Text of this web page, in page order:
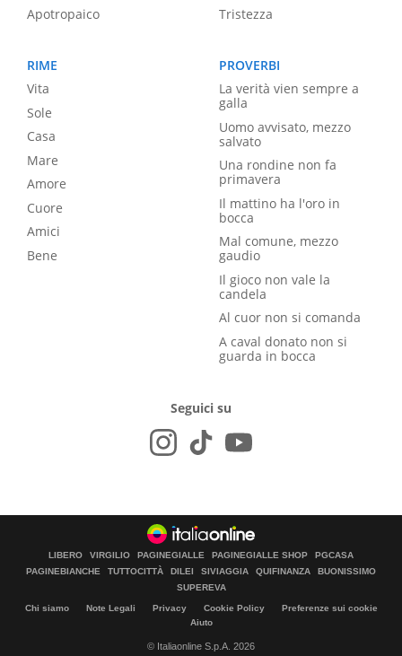
Apotropaico
Tristezza
RIME
Vita
Sole
Casa
Mare
Amore
Cuore
Amici
Bene
PROVERBI
La verità vien sempre a
galla
Uomo avvisato, mezzo
salvato
Una rondine non fa
primavera
Il mattino ha l'oro in
bocca
Mal comune, mezzo
gaudio
Il gioco non vale la
candela
Al cuor non si comanda
A caval donato non si
guarda in bocca
Seguici su
LIBERO VIRGILIO PAGINEGIALLE PAGINEGIALLE SHOP
PGCASA
PAGINEBIANCHE
TUTTOCITTÀ DILEI SIVIAGGIA QUIFINANZA
BUONISSIMO
SUPEREVA
Chi siamo Note Legali Privacy Cookie Policy
Preferenze sui cookie
Aiuto
© Italiaonline S.p.A. 2026